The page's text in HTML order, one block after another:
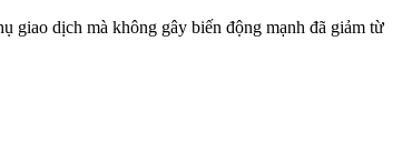
giao dịch mà không gây biến động mạnh đã giảm từ